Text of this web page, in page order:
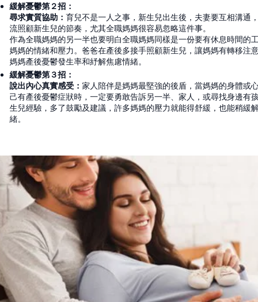
緩解憂鬱第２招：
尋求實質協助： 育兒不是一人之事，新生兒出生後，夫妻要互相溝通
流照顧新生兒的節奏，尤其全職媽媽很容易忽略這件事。
作為全職媽媽的另一半也要明白全職媽媽同樣是一份要有休息時間的
媽媽的情緒和壓力。爸爸在產後多接手照顧新生兒，讓媽媽有轉移注
媽媽產後憂鬱發生率和紓解焦慮情緒。
緩解憂鬱第３招：
說出內心真實感受： 家人陪伴是媽媽最堅強的後盾，當媽媽的身體或
己有產後憂鬱症狀時，一定要勇敢告訴另一半、家人，或尋找身邊有
生兒經驗，多了鼓勵及建議，許多媽媽的壓力就能得舒緩，也能稍緩
緒。